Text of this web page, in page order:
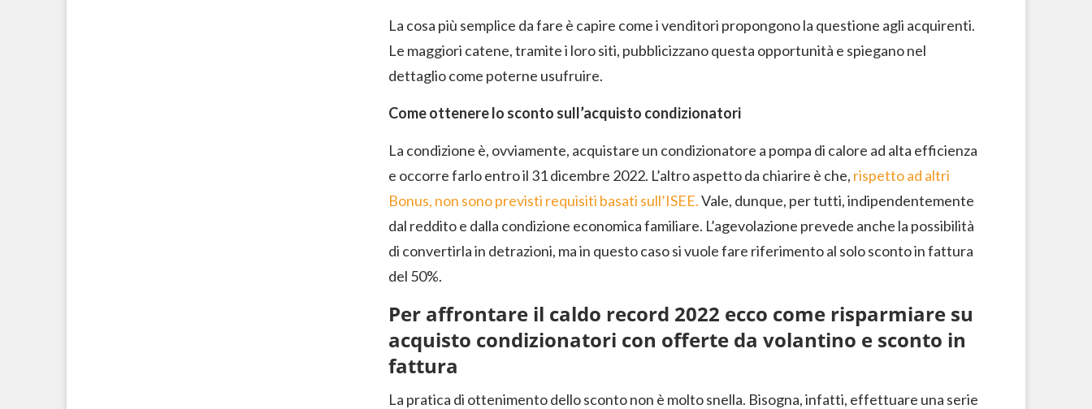
La cosa più semplice da fare è capire come i venditori propongono la questione agli acquirenti.
Le maggiori catene, tramite i loro siti, pubblicizzano questa opportunità e spiegano nel
dettaglio come poterne usufruire.
Come ottenere lo sconto sull’acquisto condizionatori
La condizione è, ovviamente, acquistare un condizionatore a pompa di calore ad alta efficienza
e occorre farlo entro il 31 dicembre 2022. L’altro aspetto da chiarire è che, rispetto ad altri
Bonus, non sono previsti requisiti basati sull’ISEE.Vale, dunque, per tutti, indipendentemente
dal reddito e dalla condizione economica familiare. L’agevolazione prevede anche la possibilità
di convertirla in detrazioni, ma in questo caso si vuole fare riferimento al solo sconto in fattura
del 50%.
Per affrontare il caldo record 2022 ecco come risparmiare su
acquisto condizionatori con offerte da volantino e sconto in
fattura
La pratica di ottenimento dello sconto non è molto snella. Bisogna, infatti, effettuare una serie